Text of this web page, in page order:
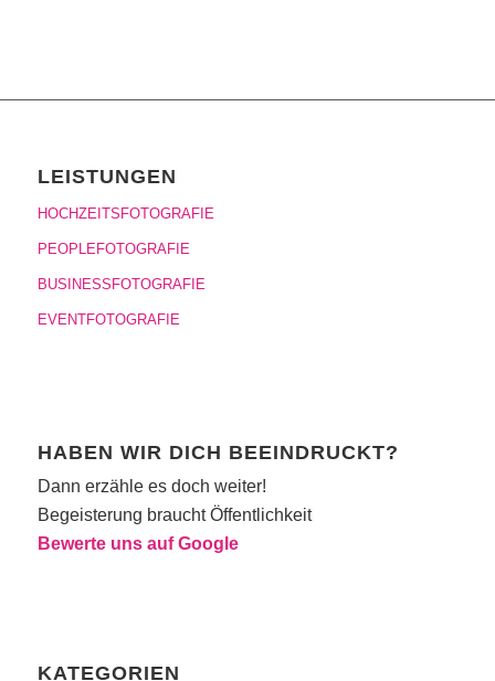
LEISTUNGEN
HOCHZEITSFOTOGRAFIE
PEOPLEFOTOGRAFIE
BUSINESSFOTOGRAFIE
EVENTFOTOGRAFIE
HABEN WIR DICH BEEINDRUCKT?
Dann erzähle es doch weiter!
Begeisterung braucht Öffentlichkeit
Bewerte uns auf Google
KATEGORIEN